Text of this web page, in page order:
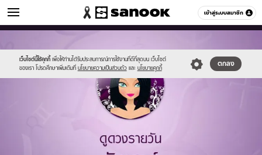
เข้าสู่ระบบสมาชิก
ดูดวง หมวดอื่นๆ
เว็บไซต์นี้ใช้คุกกี้ เพื่อให้ท่านได้รับประสบการณ์การใช้งานที่ดีที่สุดบน เว็บไซต์
ของเรา โปรดศึกษาเพิ่มเติมที่ นโยบายความเป็นส่วนตัว และ นโยบายคุกกี้
ตกลง
new-
sanook.png